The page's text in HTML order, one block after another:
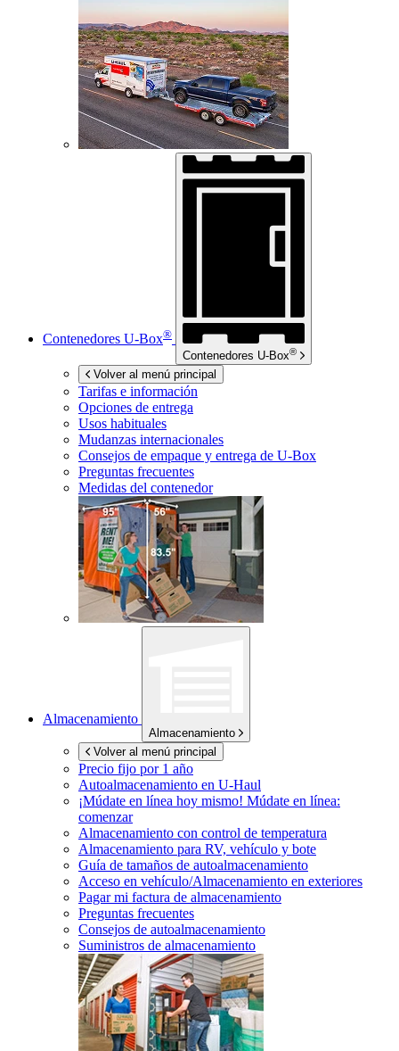
Contenedores U-Box®
Contenedores U-Box®
Volver al menú principal
Tarifas e información
Opciones de entrega
Usos habituales
Mudanzas internacionales
Consejos de empaque y entrega de U-Box
Preguntas frecuentes
Medidas del contenedor
Almacenamiento
Almacenamiento
Volver al menú principal
Precio fijo por 1 año
Autoalmacenamiento en U-Haul
¡Múdate en línea hoy mismo! Múdate en línea:
comenzar
Almacenamiento con control de temperatura
Almacenamiento para RV, vehículo y bote
Guía de tamaños de autoalmacenamiento
Acceso en vehículo/Almacenamiento en exteriores
Pagar mi factura de almacenamiento
Preguntas frecuentes
Consejos de autoalmacenamiento
Suministros de almacenamiento